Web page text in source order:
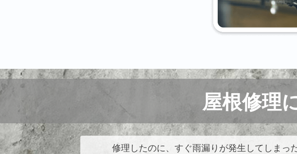
屋根修理
修理したのに、すぐ雨漏りが発生してしまっ